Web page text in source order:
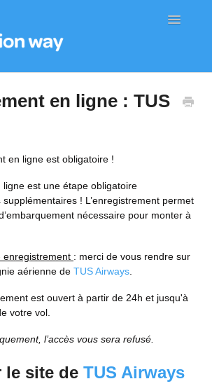
Toggle
en ligne : TUS
en ligne est obligatoire !
ligne est une étape obligatoire
! L’enregistrement permet
nécessaire pour monter à
enregistrement : merci de vous rendre sur
aérienne de TUS Airways.
est ouvert à partir de 24h et jusqu'à
votre vol.
l’accès vous sera refusé.
le site de TUS Airways